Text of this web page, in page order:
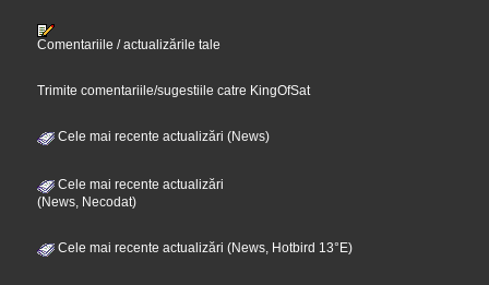
Comentariile / actualizările tale
Trimite comentariile/sugestiile catre KingOfSat
Cele mai recente actualizări (News)
Cele mai recente actualizări
(News, Necodat)
Cele mai recente actualizări (News, Hotbird 13°E)